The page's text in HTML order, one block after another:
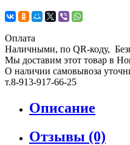
Оплата
Наличными, по QR-коду,
Мы доставим этот товар в
О наличии самовывоза
т.8-913-917-66-25
Описание
Отзывы (0)